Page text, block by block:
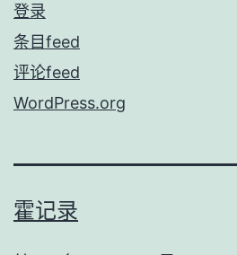
登录
条目feed
评论feed
WordPress.org
霍记录